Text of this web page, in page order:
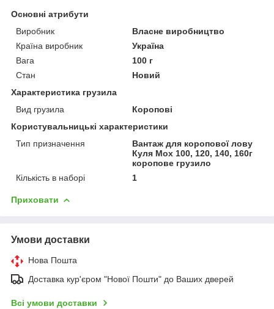
Основні атрибути
Виробник
Власне виробництво
Країна виробник
Україна
Вага
100 г
Стан
Новий
Характеристика грузила
Вид грузила
Коропові
Користувальницькі характеристики
Тип призначення
Вантаж для коропової лову
Куля Мох 100, 120, 140, 160г
коропове грузило
Кількість в наборі
1
Приховати
Умови доставки
Нова Пошта
Доставка кур'єром "Нової Пошти" до Ваших дверей
Всі умови доставки